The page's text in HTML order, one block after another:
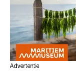
Advertentie